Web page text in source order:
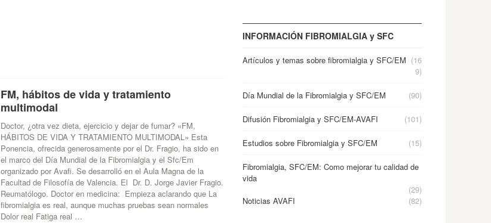
FM, hábitos de vida y tratamiento
multimodal
Doctor, ¿otra vez dieta, ejercicio y dejar de fumar? «FM,
HÁBITOS DE VIDA Y TRATAMIENTO MULTIMODAL» Esta
Ponencia, ofrecida generosamente por el Dr. Fragio, ha sido en
el marco del Día Mundial de la Fibromialgia y el Sfc/Em
organizado por Avafi. Se desarrolló en el Aula Magna de la
Facultad de Filosofía de Valencia. El Dr. D. Jorge Javier Fragio.
Reumatólogo. Doctor en medicina: Empieza aclarando que La
fibromialgia es real, aunque muchas pruebas sean normales
Dolor real Fatiga real …
INFORMACIÓN FIBROMIALGIA y SFC
Artículos y temas sobre fibromialgia y SFC/EM (16
9)
Día Mundial de la Fibromialgia y SFC/EM (90)
Difusión Fibromialgia y SFC/EM-AVAFI (101)
Estudios sobre Fibromialgia y SFC/EM (15)
Fibromialgia, SFC/EM: Como mejorar tu calidad de
vida
(29)
Noticias AVAFI
(82)